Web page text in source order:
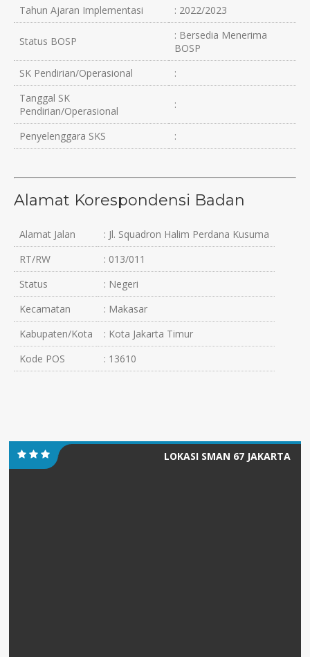
Tahun Ajaran Implementasi
: 2022/2023
Status BOSP
: Bersedia Menerima
BOSP
SK Pendirian/Operasional
:
Tanggal SK
Pendirian/Operasional
:
Penyelenggara SKS :
Alamat Korespondensi Badan
Alamat Jalan
: Jl. Squadron Halim Perdana Kusuma
RT/RW
: 013/011
Status
: Negeri
Kecamatan
: Makasar
Kabupaten/Kota
: Kota Jakarta Timur
Kode POS
: 13610
LOKASI SMAN 67 JAKARTA